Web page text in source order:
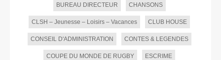
BUREAU DIRECTEUR CHANSONS
CLSH – Jeunesse – Loisirs – Vacances CLUB HOUSE
CONSEIL D'ADMINISTRATION CONTES & LEGENDES
COUPE DU MONDE DE RUGBY ESCRIME